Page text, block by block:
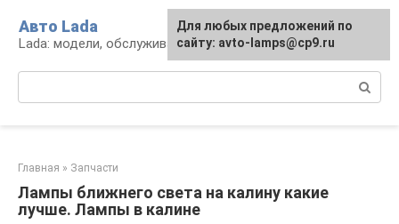
контенту
Авто Lada
Lada: модели, обслуживание, ремонт и тюнинг
Главная » Запчасти
Лампы ближнего света на калину какие
лучше. Лампы в калине
Для любых предложений по
сайту: avto-lamps@cp9.ru